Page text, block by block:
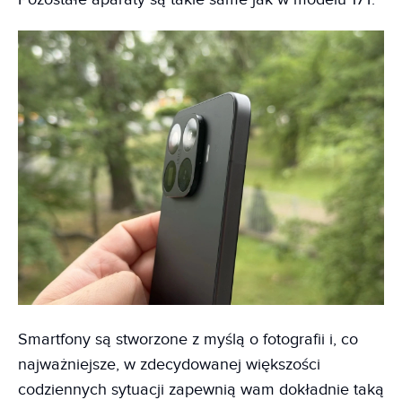
Smartfony są stworzone z myślą o fotografii i, co
najważniejsze, w zdecydowanej większości
codziennych sytuacji zapewnią wam dokładnie taką